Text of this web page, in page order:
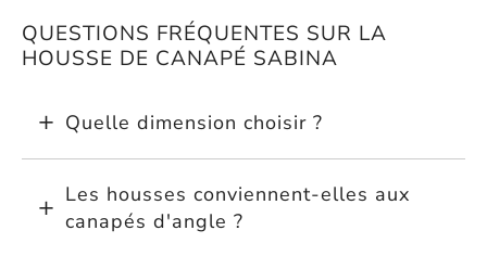
QUESTIONS FRÉQUENTES SUR LA
HOUSSE DE CANAPÉ SABINA
Quelle dimension choisir ?
Les housses conviennent-elles aux
canapés d'angle ?